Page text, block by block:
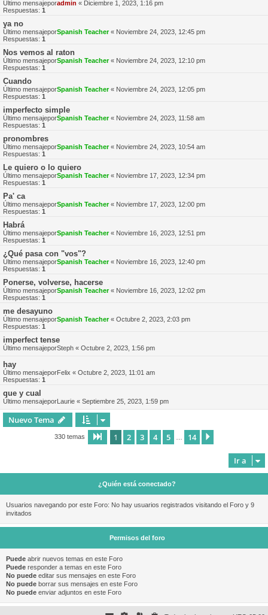
Último mensajeporadmin « Diciembre 1, 2023, 1:16 pm
Respuestas: 1
ya no
Último mensajeporSpanish Teacher« Noviembre 24, 2023, 12:45 pm
Respuestas: 1
Nos vemos al raton
Último mensajeporSpanish Teacher« Noviembre 24, 2023, 12:10 pm
Respuestas: 1
Cuando
Último mensajeporSpanish Teacher« Noviembre 24, 2023, 12:05 pm
Respuestas: 1
imperfecto simple
Último mensajeporSpanish Teacher« Noviembre 24, 2023, 11:58 am
Respuestas: 1
pronombres
Último mensajeporSpanish Teacher« Noviembre 24, 2023, 10:54 am
Respuestas: 1
Le quiero o lo quiero
Último mensajeporSpanish Teacher« Noviembre 17, 2023, 12:34 pm
Respuestas: 1
Pa' ca
Último mensajeporSpanish Teacher« Noviembre 17, 2023, 12:00 pm
Respuestas: 1
Habrá
Último mensajeporSpanish Teacher« Noviembre 16, 2023, 12:51 pm
Respuestas: 1
¿Qué pasa con "vos"?
Último mensajeporSpanish Teacher« Noviembre 16, 2023, 12:40 pm
Respuestas: 1
Ponerse, volverse, hacerse
Último mensajeporSpanish Teacher« Noviembre 16, 2023, 12:02 pm
Respuestas: 1
me desayuno
Último mensajeporSpanish Teacher« Octubre 2, 2023, 2:03 pm
Respuestas: 1
imperfect tense
Último mensajeporSteph « Octubre 2, 2023, 1:56 pm
hay
Último mensajeporFelix « Octubre 2, 2023, 11:01 am
Respuestas: 1
que y cual
Último mensajeporLaurie « Septiembre 25, 2023, 1:59 pm
Nuevo Tema
330 temas Página de 14
1 2 3 4 5 14
Ir a
¿Quién está conectado?
Usuarios navegando por este Foro: No hay usuarios registrados visitando el Foro y 9
invitados
Permisos del foro
Puede abrir nuevos temas en este Foro
Puede responder a temas en este Foro
No puede editar sus mensajes en este Foro
No puede borrar sus mensajes en este Foro
No puede enviar adjuntos en este Foro